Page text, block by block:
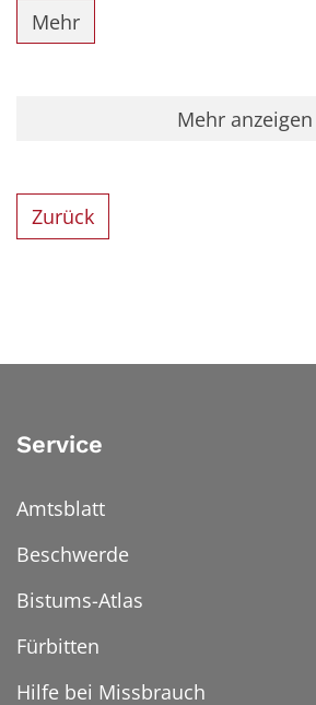
Mehr
Mehr anzeigen
Zurück
Service
Amtsblatt
Beschwerde
Bistums-Atlas
Fürbitten
Hilfe bei Missbrauch